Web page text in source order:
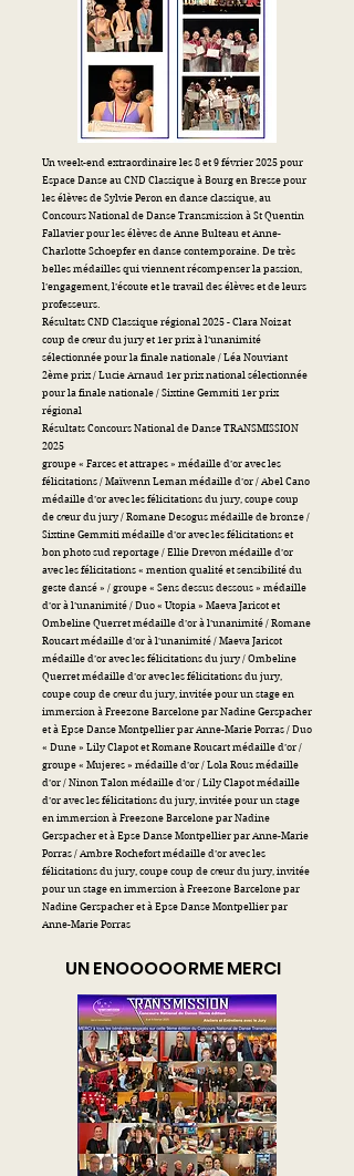
Un week-end extraordinaire les 8 et 9 février 2025 pour
Espace Danse au CND Classique à Bourg en Bresse pour
les élèves de Sylvie Peron en danse classique, au
Concours National de Danse Transmission à St Quentin
Fallavier pour les élèves de Anne Bulteau et Anne-
Charlotte Schoepfer en danse contemporaine. De très
belles médailles qui viennent récompenser la passion,
l’engagement, l’écoute et le travail des élèves et de leurs
professeurs.
Résultats CND Classique régional 2025 - Clara Noizat
coup de cœur du jury et 1er prix à l’unanimité
sélectionnée pour la finale nationale / Léa Nouviant
2ème prix / Lucie Arnaud 1er prix national sélectionnée
pour la finale nationale / Sixtine Gemmiti 1er prix
régional
Résultats Concours National de Danse TRANSMISSION
2025
groupe « Farces et attrapes » médaille d’or avec les
félicitations / Maïwenn Leman médaille d’or / Abel Cano
médaille d’or avec les félicitations du jury, coupe coup
de cœur du jury / Romane Desogus médaille de bronze /
Sixtine Gemmiti médaille d’or avec les félicitations et
bon photo sud reportage / Ellie Drevon médaille d’or
avec les félicitations « mention qualité et sensibilité du
geste dansé » / groupe « Sens dessus dessous » médaille
d’or à l’unanimité / Duo « Utopia » Maeva Jaricot et
Ombeline Querret médaille d’or à l’unanimité / Romane
Roucart médaille d’or à l'unanimité / Maeva Jaricot
médaille d’or avec les félicitations du jury / Ombeline
Querret médaille d’or avec les félicitations du jury,
coupe coup de cœur du jury, invitée pour un stage en
immersion à Freezone Barcelone par Nadine Gerspacher
et à Epse Danse Montpellier par Anne-Marie Porras / Duo
« Dune » Lily Clapot et Romane Roucart médaille d’or /
groupe « Mujeres » médaille d’or / Lola Rous médaille
d’or / Ninon Talon médaille d’or / Lily Clapot médaille
d’or avec les félicitations du jury, invitée pour un stage
en immersion à Freezone Barcelone par Nadine
Gerspacher et à Epse Danse Montpellier par Anne-Marie
Porras / Ambre Rochefort médaille d’or avec les
félicitations du jury, coupe coup de cœur du jury, invitée
pour un stage en immersion à Freezone Barcelone par
Nadine Gerspacher et à Epse Danse Montpellier par
Anne-Marie Porras
UN ENOOOOORME MERCI